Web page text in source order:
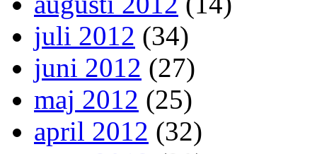
juli 2012 (34)
juni 2012 (27)
maj 2012 (25)
april 2012 (32)